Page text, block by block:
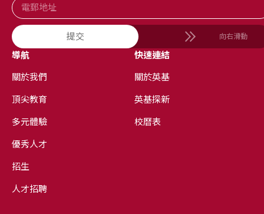
提交 向右滑動
導航
關於我們
頂尖教育
多元體驗
優秀人才
招生
人才招聘
快速連結
關於英基
英基探新
校曆表